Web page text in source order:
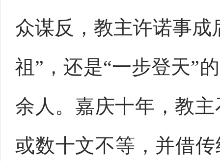
众谋反，教主许诺事
祖”，还是“一步登天”
余人。嘉庆十年，教
或数十文不等，并借